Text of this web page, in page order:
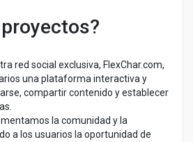
red social exclusiva, FlexChar.com,
una plataforma interactiva y
compartir contenido y establecer
la comunidad y la
a los usuarios la oportunidad de